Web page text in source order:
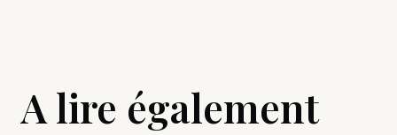
A lire également